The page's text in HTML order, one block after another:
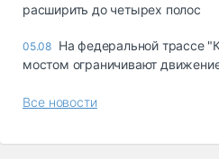
расширить до четырех полос
05.08 На федеральной трассе
мостом ограничивают
Все новости